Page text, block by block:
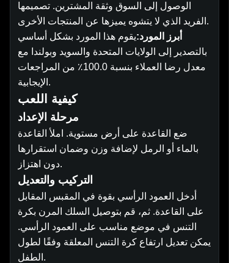
الوصول إلى السوق وثقة المشترين. تصميمها
الفريد الذي لا يتشوه يميزها عن المنتجات الأخرى.
أبرز المورد:يقوم هذا المورد بشكل أساسي
بالتصدير إلى الولايات المتحدة والسويد وبولندا مع
معدل رضا العملاء بنسبة 100.0٪ من المراجعات
الإيجابية.
كيفية اللعب
مرحلة الإعداد
ضع القاعدة على أرض مستوية. املأ القاعدة
بالماء أو الرمل لإضافة وزن وضمان استقرارها
دون اهتزاز.
التركيب والتعديل
أدخل العمود الرأسي بقوة في المقبس المقابل
على القاعدة. ثم، قم بتوصيل السلك المرن بكرة
التنس في موضع مناسب على العمود الرأسي.
يمكن تعديل ارتفاع كرة التنس المعلقة وفقًا لطول
الطفل.